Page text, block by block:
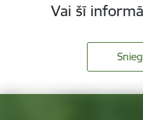
Vai šī